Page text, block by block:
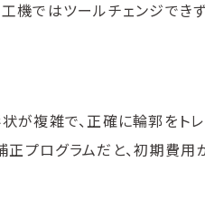
機ではツールチェンジでき
が複雑で、正確に輪郭をト
正プログラムだと、初期費